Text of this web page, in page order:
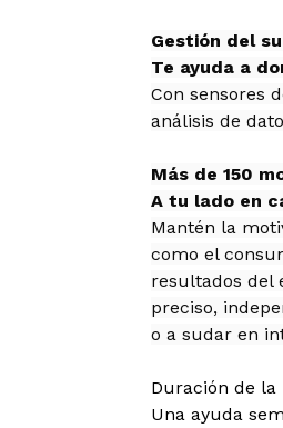
Gestión del
Te ayuda a
Con sensores
análisis de
Más de 150
A tu lado en
Mantén la
como el
resultados del
preciso,
o a sudar en
Duración de la
Una ayuda